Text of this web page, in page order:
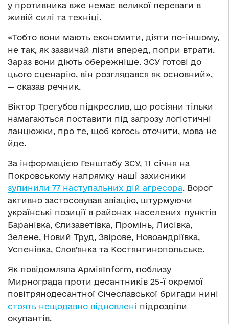
у противника вже немає великої переваги в
живій силі та техніці.
«Тобто вони мають економити, діяти по-іншому,
не так, як зазвичай лізти вперед, попри втрати.
Зараз вони діють обережніше. ЗСУ готові до
цього сценарію, він розглядався як основний»,
— сказав речник.
Віктор Трегубов підкреслив, що росіяни тільки
намагаються поставити під загрозу логістичні
ланцюжки, про те, щоб когось оточити, мова не
йде.
За інформацією Генштабу ЗСУ, 11 січня на
Покровському напрямку наші захисники
зупинили 77 наступальних дій агресора. Ворог
активно застосовував авіацію, штурмуючи
українські позиції в районах населених пунктів
Баранівка, Єлизаветівка, Промінь, Лисівка,
Зелене, Новий Труд, Звірове, Новоандріївка,
Успенівка, Слов’янка та Костянтинопольське.
Як повідомляла АрміяInform, поблизу
Мирнограда проти десантників 25-ї окремої
повітрянодесантної Січеславської бригади нині
стоять нещодавно відновлені підрозділи
окупантів.